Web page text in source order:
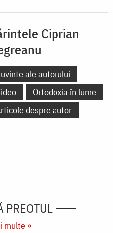
Ciprian
ale autorului
Ortodoxia în lume
despre autor
PREOTUL
multe »